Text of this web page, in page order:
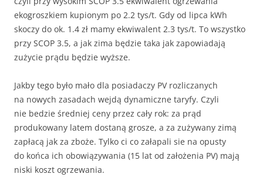
ekogroszkiem kupionym po 2.2 tys/t. Gdy od lipca kWh
skoczy do ok. 1.4 zł mamy ekwiwalent 2.3 tys/t. To wszystko
przy SCOP 3.5, a jak zima będzie taka jak zapowiadają
zużycie prądu będzie wyższe.
Jakby tego było mało dla posiadaczy PV rozliczanych
na nowych zasadach wejdą dynamiczne taryfy. Czyli
nie bedzie średniej ceny przez cały rok: za prąd
produkowany latem dostaną grosze, a za zużywany zimą
zapłacą jak za zboże. Tylko ci co załapali sie na opusty
do końca ich obowiązywania (15 lat od założenia PV) mają
niski koszt ogrzewania.